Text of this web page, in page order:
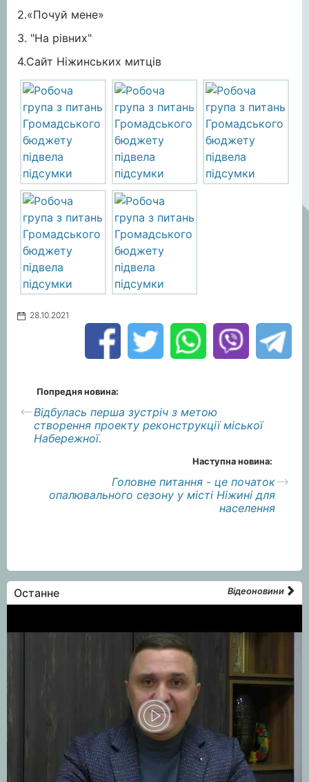
2.«Почуй мене»
3. "На рівних"
4.Сайт Ніжинських митців
28.10.2021
Попредня новина:
Відбулась перша зустріч з метою
створення проекту реконструкції міської
Набережної.
Наступна новина:
Головне питання - це початок
опалювального сезону у місті Ніжині для
населення
Останне Відеоновини